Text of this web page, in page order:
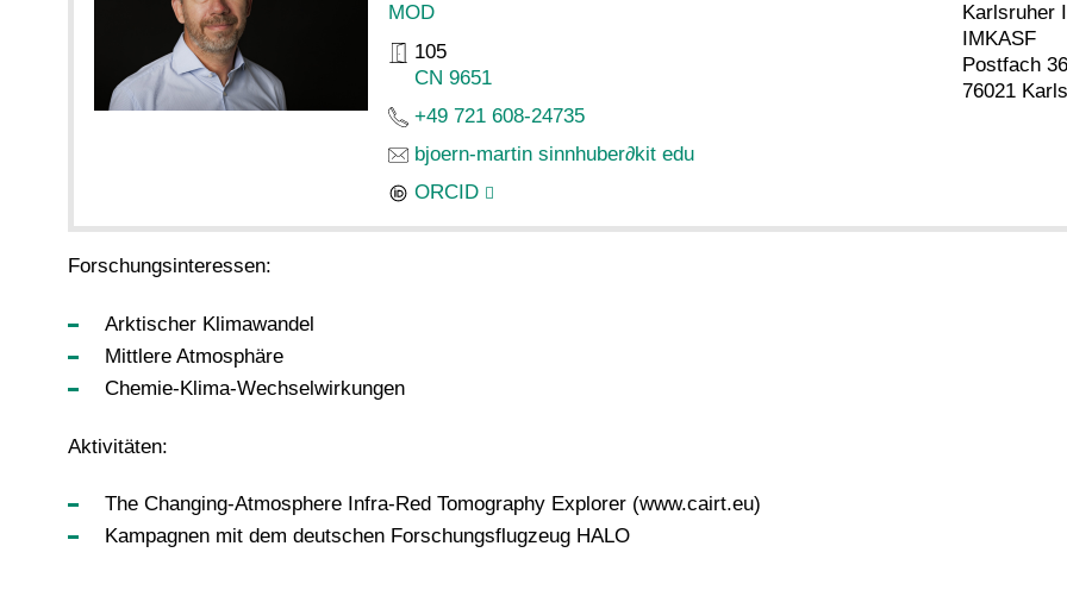
MOD
105
CN 9651
+49 721 608-24735
bjoern-martin sinnhuber∂kit edu
ORCID
Karlsruher
IMKASF
Postfach
76021
Forschungsinteressen:
Arktischer Klimawandel
Mittlere Atmosphäre
Chemie-Klima-Wechselwirkungen
Aktivitäten:
The Changing-Atmosphere Infra-Red Tomography Explorer (www.cairt.eu)
Kampagnen mit dem deutschen Forschungsflugzeug HALO